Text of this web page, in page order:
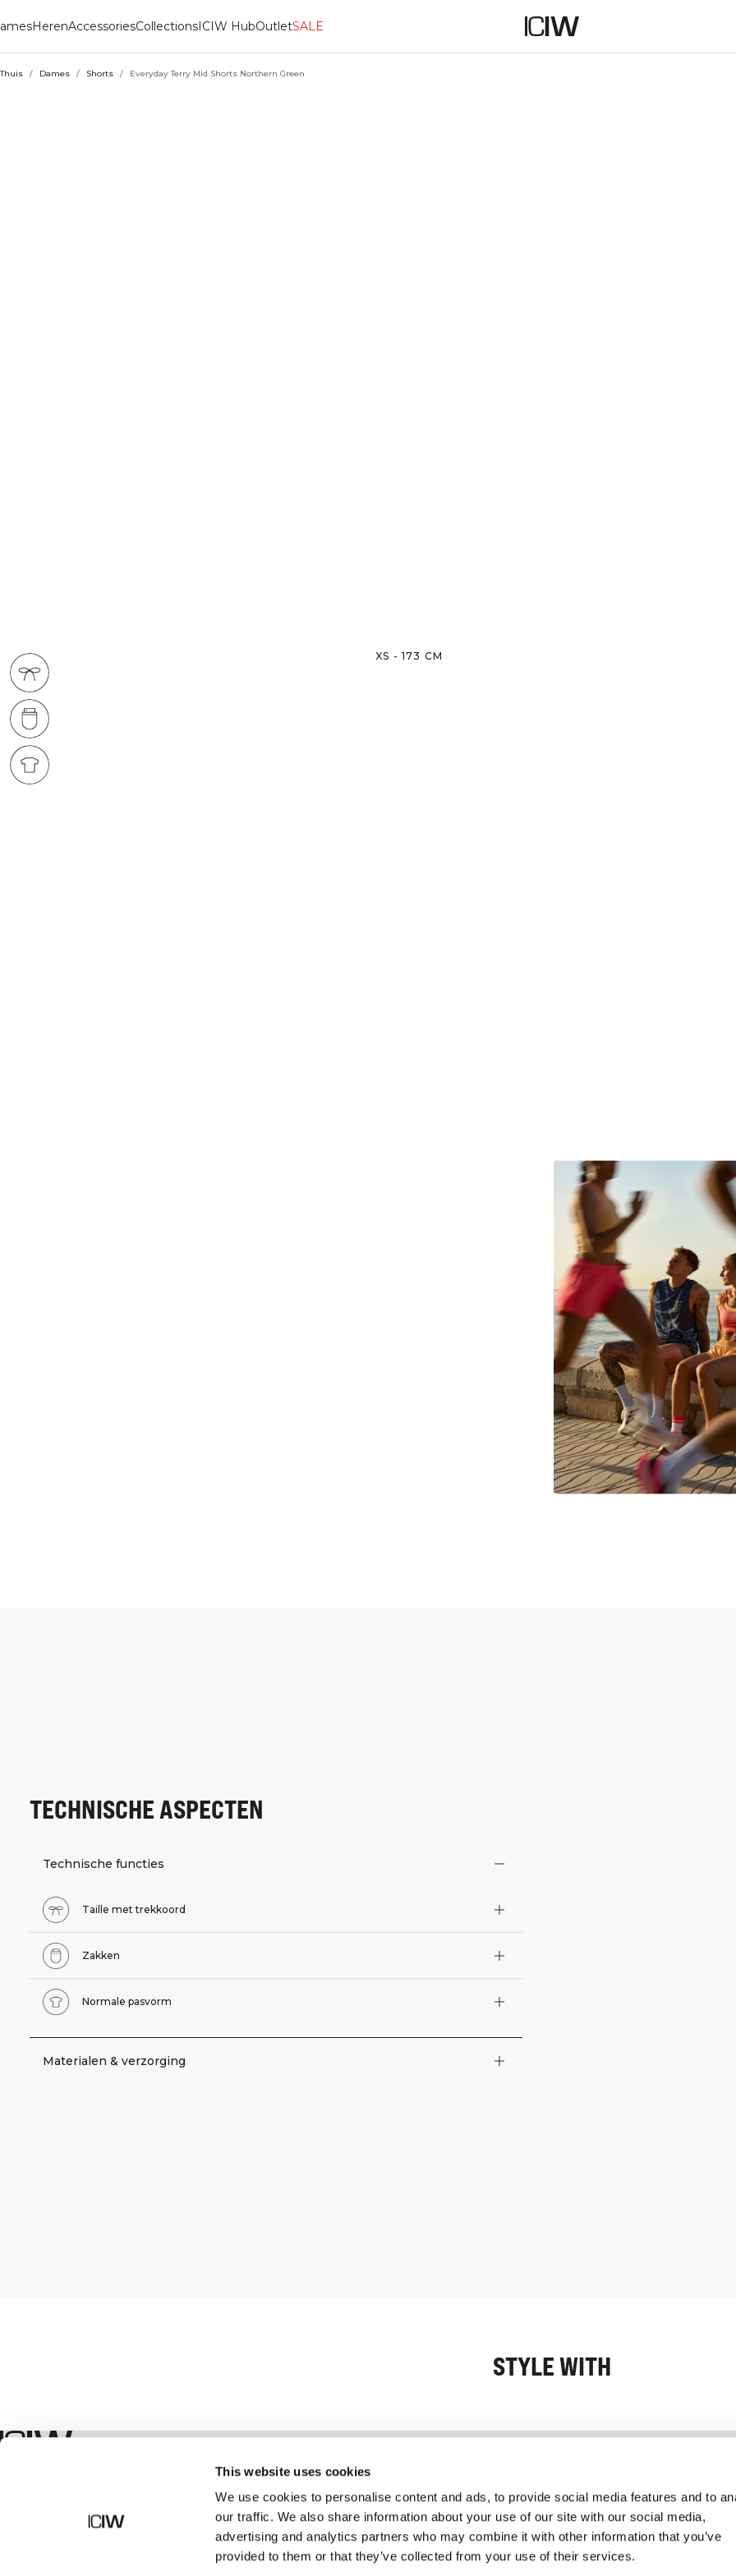
This website uses cookies
We use cookies to personalise content and ads, to provide social media features and to
our traffic. We also share information about your use of our site with our social media,
advertising and analytics partners who may combine it with other information that you’ve
provided to them or that they’ve collected from your use of their services.
HerenAccessoriesCollectionsICIW HubOutletSALE
Thuis / Dames / Shorts / Everyday Terry Mid Shorts Northern Green
XS - 173 CM
TECHNISCHE ASPECTEN
Technische functies
Taille met trekkoord
Zakken
Normale pasvorm
Materialen & verzorging
STYLE WITH